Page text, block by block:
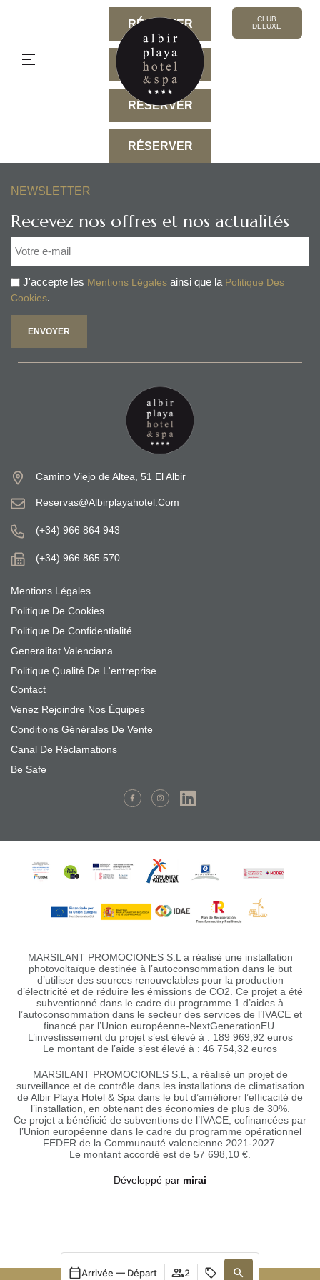
CLUB
DELUXE
Arrivée — Départ 2
RÉSERVER
RÉSERVER
RÉSERVER
RÉSERVER
NEWSLETTER
Recevez nos offres et nos actualités
J'accepte les Mentions Légales ainsi que la Politique Des
Cookies.
ENVOYER
Camino Viejo de Altea, 51 El Albir
Reservas@albirplayahotel.com
(+34) 966 864 943
(+34) 966 865 570
Mentions Légales
Politique De Cookies
Politique De Confidentialité
Generalitat Valenciana
Politique Qualité De L'entreprise
Contact
Venez Rejoindre Nos Équipes
Conditions Générales De Vente
Canal De Réclamations
Be Safe
MARSILANT PROMOCIONES S.L a réalisé une installation
photovoltaïque destinée à l’autoconsommation dans le but
d’utiliser des sources renouvelables pour la production
d’électricité et de réduire les émissions de CO2. Ce projet a été
subventionné dans le cadre du programme 1 d’aides à
l’autoconsommation dans le secteur des services de l’IVACE et
financé par l’Union européenne-NextGenerationEU.
L’investissement du projet s’est élevé à : 189 969,92 euros
Le montant de l’aide s’est élevé à : 46 754,32 euros
MARSILANT PROMOCIONES S.L, a réalisé un projet de
surveillance et de contrôle dans les installations de climatisation
de Albir Playa Hotel & Spa dans le but d’améliorer l’efficacité de
l’installation, en obtenant des économies de plus de 30%.
Ce projet a bénéficié de subventions de l’IVACE, cofinancées par
l’Union européenne dans le cadre du programme opérationnel
FEDER de la Communauté valencienne 2021-2027.
Le montant accordé est de 57 698,10 €.
Développé par mirai